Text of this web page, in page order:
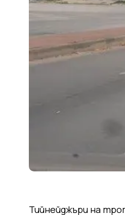
Тийнейджъри на